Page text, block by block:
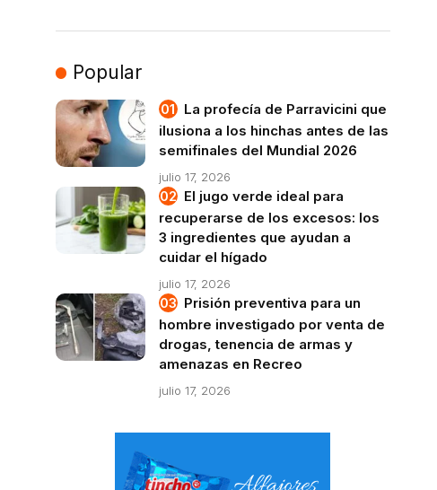
Popular
La profecía de Parravicini que
ilusiona a los hinchas antes de las
semifinales del Mundial 2026
julio 17, 2026
El jugo verde ideal para
recuperarse de los excesos: los
3 ingredientes que ayudan a
cuidar el hígado
julio 17, 2026
Prisión preventiva para un
hombre investigado por venta de
drogas, tenencia de armas y
amenazas en Recreo
julio 17, 2026